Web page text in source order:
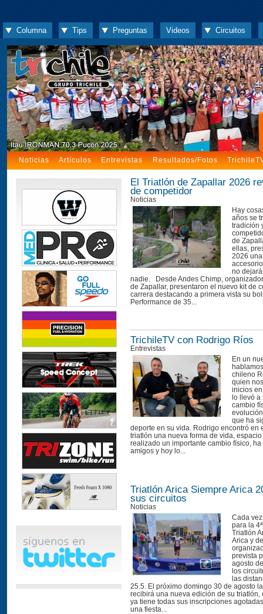
Columna Tips Preguntas Videos Circuitos
Noticias Artículos Entrevistas Resultados/Fotos
El Triatlón de Zapallar 2026
de competidor
Noticias
Hay
años se
tradición
de
ellas,
2026
no
nadie. Desde Andes Chimp,
de Zapallar, presentaron el nuevo kit de
carrera destacando a primera vista su
Performance de 35...
TrichileTV con Rodrigo Ríos
Entrevistas
En un
chileno
quien
inicios
lo llevó
cambio
que ha
deporte en su vida. Rodrigo encontró en
triatlón una nueva forma de vida,
realizado un importante cambio físico,
amigos y hoy lo...
Triatlón Arica Siempre Arica
sus circuitos
Noticias
Cada
para la
Triatlón
Arica y
prevista
agosto
los
las
25.5. El próximo domingo 30 de agosto
recibirá una nueva edición de su triatlón,
ya tiene todas sus inscripciones
una fiesta...